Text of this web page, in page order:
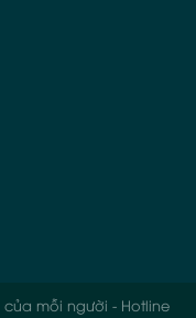
mỗi người - Hotline